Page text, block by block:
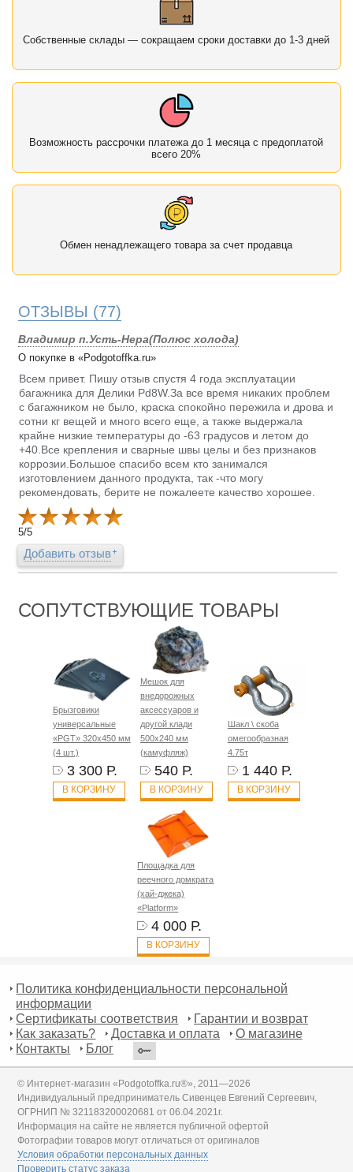
Собственные склады — сокращаем сроки доставки до 1-3 дней
Возможность рассрочки платежа до 1 месяца с предоплатой
всего 20%
Обмен ненадлежащего товара за счет продавца
ОТЗЫВЫ (77)
Владимир п.Усть-Нера(Полюс холода)
О покупке в «Podgotoffka.ru»
Всем привет. Пишу отзыв спустя 4 года эксплуатации
багажника для Делики Pd8W.За все время никаких проблем
с багажником не было, краска спокойно пережила и дрова и
сотни кг вещей и много всего еще, а также выдержала
крайне низкие температуры до -63 градусов и летом до
+40.Все крепления и сварные швы целы и без признаков
коррозии.Большое спасибо всем кто занимался
изготовлением данного продукта, так -что могу
рекомендовать, берите не пожалеете качество хорошее.
5/5
Добавить отзыв
СОПУТСТВУЮЩИЕ ТОВАРЫ
Брызговики
универсальные
«PGT» 320х450 мм
(4 шт.)
3 300 Р.
В КОРЗИНУ
Мешок для
внедорожных
аксессуаров и
другой клади
500х240 мм
(камуфляж)
540 Р.
В КОРЗИНУ
Шакл \ скоба
омегообразная
4.75т
1 440 Р.
В КОРЗИНУ
Площадка для
реечного домкрата
(хай-джека)
«Platform»
4 000 Р.
В КОРЗИНУ
Политика конфиденциальности персональной
информации
Сертификаты соответствия
Гарантии и возврат
Как заказать?
Доставка и оплата
О магазине
Контакты
Блог
© Интернет-магазин «Podgotoffka.ru®», 2011—2026
Индивидуальный предприниматель Сивенцев Евгений Сергеевич,
ОГРНИП № 321183200020681 от 06.04.2021г.
Информация на сайте не является публичной офертой
Фотографии товаров могут отличаться от оригиналов
Условия обработки персональных данных
Проверить статус заказа